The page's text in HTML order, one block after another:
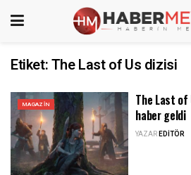
Etiket:The Last of Us dizisi
MAGAZIN
The Last of
haber geldi
YAZAREDITÖR